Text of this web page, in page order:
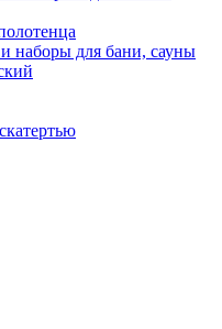
наборы для бани, сауны